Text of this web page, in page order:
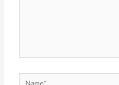
Name*